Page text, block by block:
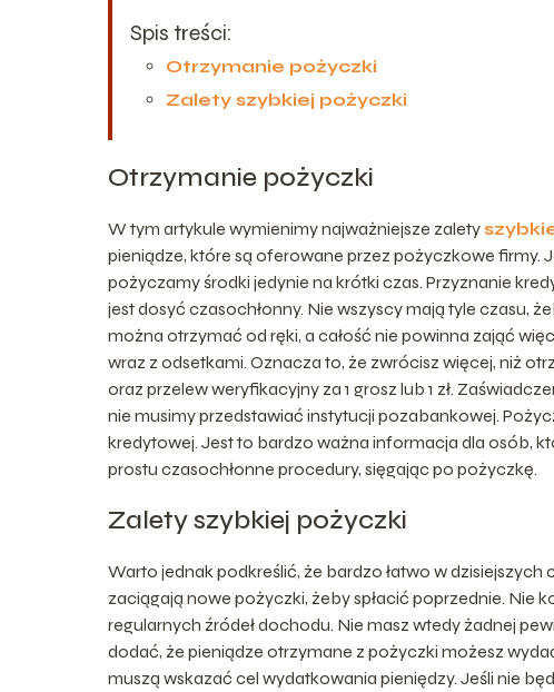
Spis treści:
Otrzymanie pożyczki
Zalety szybkiej pożyczki
Otrzymanie pożyczki
W tym artykule wymienimy najważniejsze zalety
pieniądze, które są oferowane przez pożyczkowe firmy.
pożyczamy środki jedynie na krótki czas. Przyznanie
jest dosyć czasochłonny. Nie wszyscy mają tyle czasu,
można otrzymać od ręki, a całość nie powinna zająć
wraz z odsetkami. Oznacza to, że zwrócisz więcej, niż
oraz przelew weryfikacyjny za 1 grosz lub 1 zł.
nie musimy przedstawiać instytucji pozabankowej.
kredytowej. Jest to bardzo ważna informacja dla osób,
prostu czasochłonne procedury, sięgając po pożyczkę.
Zalety szybkiej pożyczki
Warto jednak podkreślić, że bardzo łatwo w dzisiejszych
zaciągają nowe pożyczki, żeby spłacić poprzednie. Nie
regularnych źródeł dochodu. Nie masz wtedy żadnej
dodać, że pieniądze otrzymane z pożyczki możesz
muszą wskazać cel wydatkowania pieniędzy. Jeśli nie